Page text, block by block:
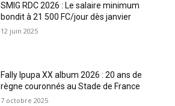
SMIG RDC 2026 : Le salaire minimum
bondit à 21 500 FC/jour dès janvier
12 juin 2025
Fally Ipupa XX album 2026 : 20 ans de
règne couronnés au Stade de France
7 octobre 2025